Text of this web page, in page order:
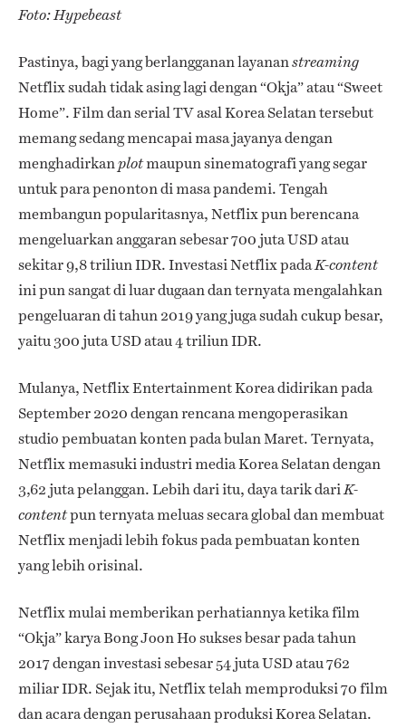
Foto: Hypebeast
Pastinya, bagi yang berlangganan layananstreaming
Netflix sudah tidak asing lagi dengan “Okja” atau “Sweet
Home”. Film dan serial TV asal Korea Selatan tersebut
memang sedang mencapai masa jayanya dengan
menghadirkanplotmaupun sinematografi yang segar
untuk para penonton di masa pandemi. Tengah
membangun popularitasnya, Netflix pun berencana
mengeluarkan anggaran sebesar 700 juta USD atau
sekitar 9,8 triliun IDR. Investasi Netflix padaK-content
ini pun sangat di luar dugaan dan ternyata mengalahkan
pengeluaran di tahun 2019 yang juga sudah cukup besar,
yaitu 300 juta USD atau 4 triliun IDR.
Mulanya, Netflix Entertainment Korea didirikan pada
September 2020 dengan rencana mengoperasikan
studio pembuatan konten pada bulan Maret. Ternyata,
Netflix memasuki industri media Korea Selatan dengan
3,62 juta pelanggan. Lebih dari itu, daya tarik dariK-
contentpun ternyata meluas secara global dan membuat
Netflix menjadi lebih fokus pada pembuatan konten
yang lebih orisinal.
Netflix mulai memberikan perhatiannya ketika film
“Okja” karya Bong Joon Ho sukses besar pada tahun
2017 dengan investasi sebesar 54 juta USD atau 762
miliar IDR. Sejak itu, Netflix telah memproduksi 70 film
dan acara dengan perusahaan produksi Korea Selatan.